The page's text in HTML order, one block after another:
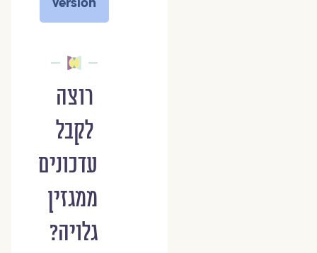
version
רוצה
לקבל
עדכונים
ממגזין
גלויה?